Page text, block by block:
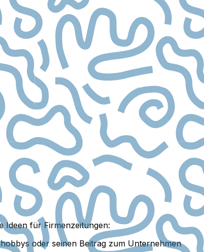
Ideen für Firmenzeitungen:
oder seinen Beitrag zum Unternehmen